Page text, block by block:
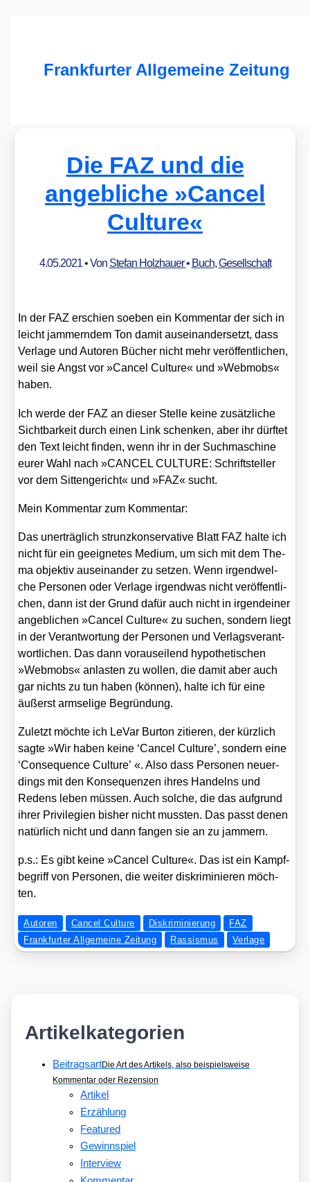
Frankfurter Allgemeine Zeitung
Die FAZ und die
angebliche »Cancel
Culture«
4.05.2021• Von Stefan Holzhauer• Buch,Gesellschaft
In der FAZ erschien soeben ein Kom­men­tar der sich in
leicht jam­mern­dem Ton damit aus­ein­an­der­setzt, dass
Ver­la­ge und Autoren Bücher nicht mehr ver­öf­fent­li­chen,
weil sie Angst vor »Can­cel Cul­tu­re« und »Web­mobs«
haben.
Ich wer­de der FAZ an die­ser Stel­le kei­ne zusätz­li­che
Sicht­bar­keit durch einen Link schen­ken, aber ihr dürf­tet
den Text leicht fin­den, wenn ihr in der Such­ma­schi­ne
eurer Wahl nach »CANCEL CULTURE: Schrift­stel­ler
vor dem Sit­ten­ge­richt« und »FAZ« sucht.
Mein Kom­men­tar zum Kom­men­tar:
Das uner­träg­lich strunz­kon­ser­va­ti­ve Blatt FAZ hal­te ich
nicht für ein geeig­ne­tes Medi­um, um sich mit dem The­
ma objek­tiv aus­ein­an­der zu set­zen. Wenn irgend­wel­
che Per­so­nen oder Ver­la­ge irgend­was nicht ver­öf­fent­li­
chen, dann ist der Grund dafür auch nicht in irgend­ei­ner
angeb­li­chen »Can­cel Cul­tu­re« zu suchen, son­dern liegt
in der Ver­ant­wor­tung der Per­so­nen und Ver­lags­ver­ant­
wort­li­chen. Das dann vor­aus­ei­lend hypo­the­ti­schen
»Web­mobs« anlas­ten zu wol­len, die damit aber auch
gar nichts zu tun haben (kön­nen), hal­te ich für eine
äußerst arm­se­li­ge Begrün­dung.
Zuletzt möch­te ich LeVar Bur­ton zitie­ren, der kürz­lich
sag­te »Wir haben kei­ne ‘Can­cel Cul­tu­re’, son­dern eine
‘Con­se­quence Cul­tu­re’ «. Also dass Per­so­nen neu­er­
dings mit den Kon­se­quen­zen ihres Han­delns und
Redens leben müs­sen. Auch sol­che, die das auf­grund
ihrer Pri­vi­le­gi­en bis­her nicht muss­ten. Das passt denen
natür­lich nicht und dann fan­gen sie an zu jam­mern.
p.s.: Es gibt kei­ne »Can­cel Cul­tu­re«. Das ist ein Kampf­
be­griff von Per­so­nen, die wei­ter dis­kri­mi­nie­ren möch­
ten.
Autoren Cancel Culture Diskriminierung
FAZ
Frankfurter Allgemeine Zeitung
Rassismus Verlage
Artikelkategorien
BeitragsartDie Art des Artikels, also beispielsweise
Kommentar oder Rezension
Artikel
Erzählung
Featured
Gewinnspiel
Interview